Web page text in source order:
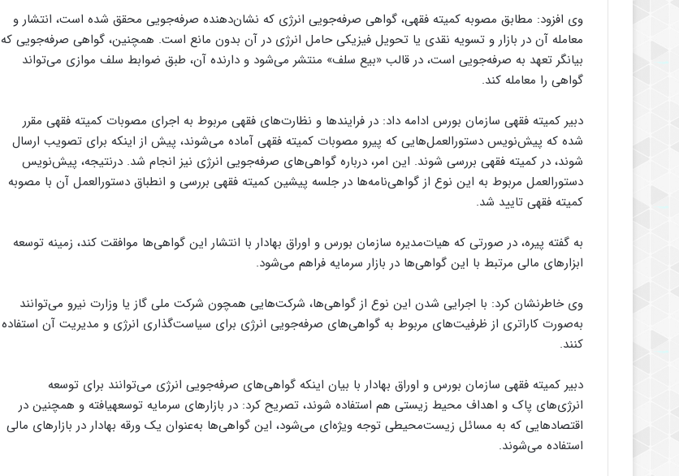
وی افزود: مطابق مصوبه کمیته فقهی، گواهی صرفه‌جویی انرژی که نشان‌دهنده صرفه‌جویی محقق شده است، انتشار و
معامله آن در بازار و تسویه نقدی یا تحویل فیزیکی حامل انرژی در آن بدون مانع است. همچنین، گواهی صرفه‌جویی که
بیانگر تعهد به صرفه‌جویی است، در قالب «بیع سلف» منتشر می‌شود و دارنده آن، طبق ضوابط سلف موازی می‌تواند
گواهی را معامله کند.
دبیر کمیته فقهی سازمان بورس ادامه داد: در فرایندها و نظارت‌های فقهی مربوط به اجرای مصوبات کمیته فقهی مقرر
شده که پیش‌نویس دستورالعمل‌هایی که پیرو مصوبات کمیته فقهی آماده می‌شوند، پیش از اینکه برای تصویب ارسال
شوند، در کمیته فقهی بررسی شوند. این امر، درباره گواهی‌های صرفه‌جویی انرژی نیز انجام شد. درنتیجه، پیش‌نویس
دستورالعمل مربوط به این نوع از گواهی‌نامه‌ها در جلسه پیشین کمیته فقهی بررسی و انطباق دستورالعمل آن با مصوبه
کمیته فقهی تایید شد.
به گفته پیره، در صورتی که هیات‌مدیره سازمان بورس و اوراق بهادار با انتشار این گواهی‌ها موافقت کند، زمینه توسعه
ابزارهای مالی مرتبط با این گواهی‌ها در بازار سرمایه فراهم می‌شود.
وی خاطرنشان کرد: با اجرایی شدن این نوع از گواهی‌ها، شرکت‌هایی همچون شرکت ملی گاز یا وزارت نیرو می‌توانند
به‌صورت کاراتری از ظرفیت‌های مربوط به گواهی‌های صرفه‌جویی انرژی برای سیاست‌گذاری انرژی و مدیریت آن استفاده
کنند.
دبیر کمیته فقهی سازمان بورس و اوراق بهادار با بیان اینکه گواهی‌های صرفه‌جویی انرژی می‌توانند برای توسعه
انرژی‌های پاک و اهداف محیط ‌زیستی هم استفاده شوند، تصریح کرد: در بازارهای سرمایه‎ توسعه‎یافته و همچنین در
اقتصادهایی که به مسائل زیست‌محیطی توجه ویژه‌ای می‌شود، این گواهی‌ها به‌عنوان یک ورقه بهادار در بازارهای مالی
استفاده می‌شوند.